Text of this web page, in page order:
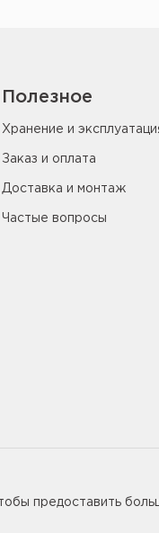
Полезное
Хранение и
Заказ и оплата
Доставка и монтаж
Частые вопросы
предоставить